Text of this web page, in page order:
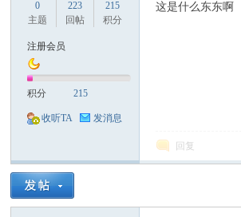
0
主题
223
回帖
215
积分
注册会员
积分 215
收听TA 发消息
这是什么东东啊
回复